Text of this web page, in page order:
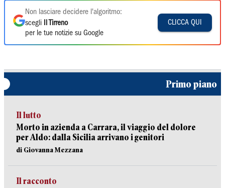
Non lasciare decidere l'algoritmo:
scegli
Il Tirreno
per le tue notizie su Google
CLICCA QUI
Primo piano
Il lutto
Morto in azienda a Carrara, il viaggio del dolore
per Aldo: dalla Sicilia arrivano i genitori
di Giovanna Mezzana
Il racconto